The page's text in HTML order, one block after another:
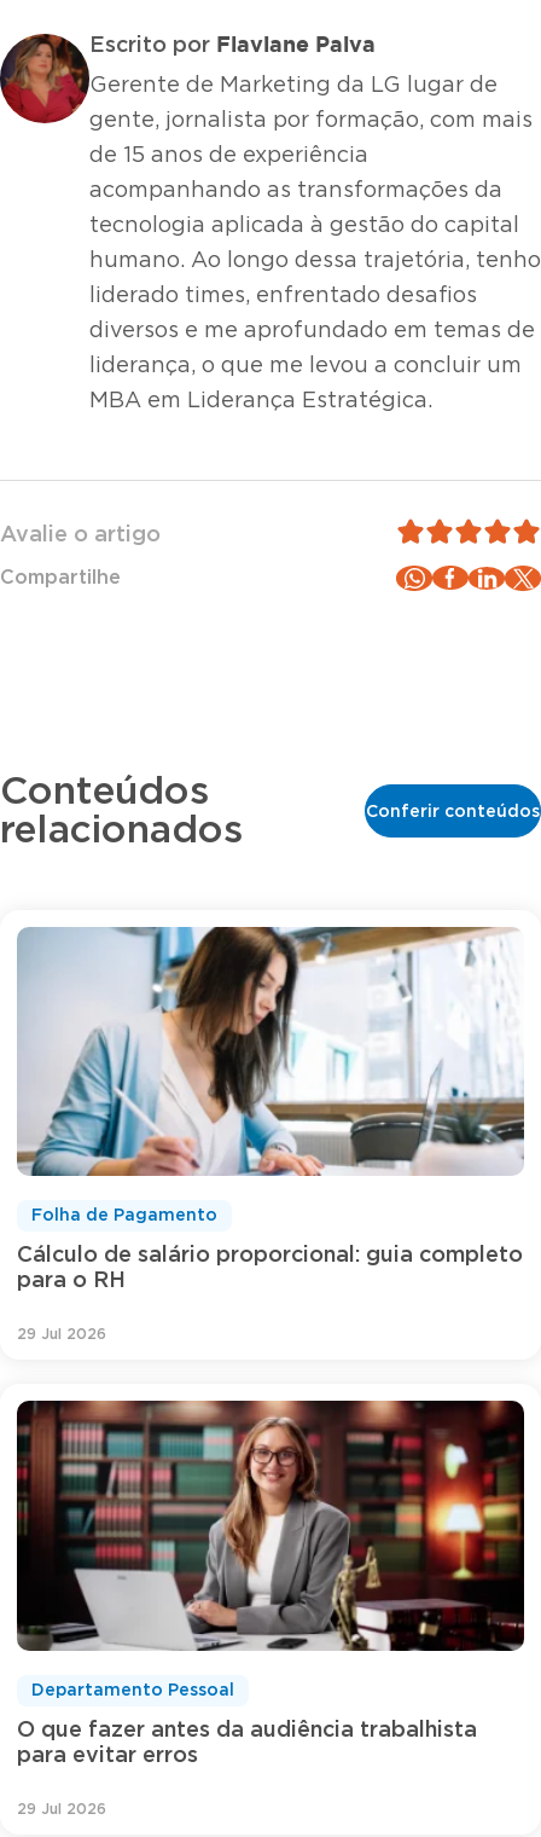
Escrito por Flaviane Paiva
Gerente de Marketing da LG lugar de
gente, jornalista por formação, com mais
de 15 anos de experiência
acompanhando as transformações da
tecnologia aplicada à gestão do capital
humano. Ao longo dessa trajetória, tenho
liderado times, enfrentado desafios
diversos e me aprofundado em temas de
liderança, o que me levou a concluir um
MBA em Liderança Estratégica.
Avalie o artigo
Compartilhe
Conteúdos
relacionados
Conferir conteúdos
Cálculo de salário proporcional: guia completo
para o RH
Folha de Pagamento
29 Jul 2026
O que fazer antes da audiência trabalhista
para evitar erros
Departamento Pessoal
29 Jul 2026